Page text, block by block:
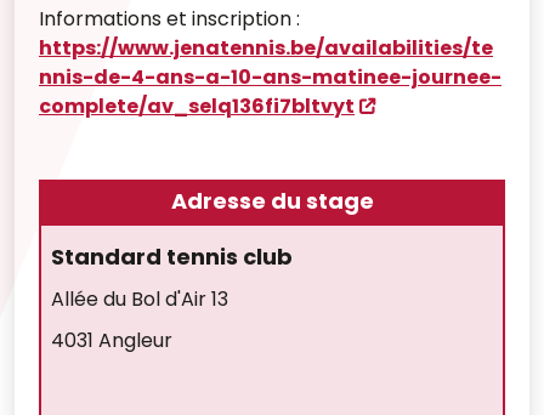
Informations et inscription :
https://www.jenatennis.be/availabilities/te
nnis-de-4-ans-a-10-ans-matinee-journee-
complete/av_selq136fi7bltvyt
Adresse du stage
Standard tennis club
Allée du Bol d'Air 13
4031 Angleur